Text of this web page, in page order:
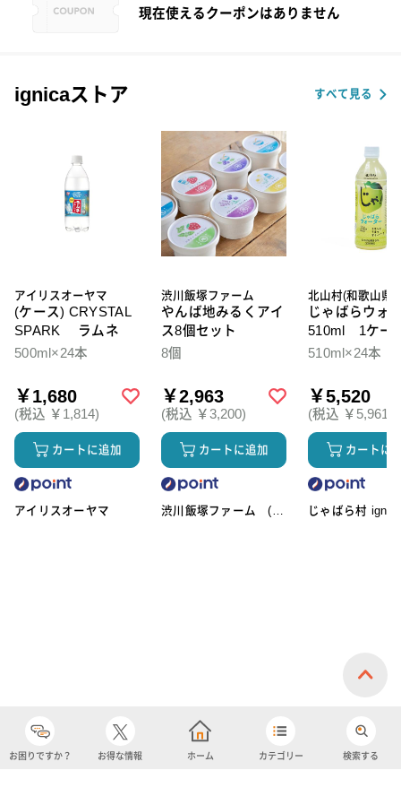
現在使えるクーポンはありません
ignicaストア すべて見る
アイリスオーヤマ
(ケース) CRYSTAL
SPARK ラムネ
500ml×24本
￥1,680
(税込 ￥1,814)
カートに追加
アイリスオーヤマ
渋川飯塚ファーム
やんば地みるくアイ
ス8個セット
8個
￥2,963
(税込 ￥3,200)
カートに追加
渋川飯塚ファーム (ア
北山村(和歌山県)
じゃばらウォ
510ml 1ケー
本入
510ml×24本
￥5,520
(税込 ￥5,961)
カートに
じゃばら村
お困りですか？ お得な情報 ホーム カテゴリー 検索する